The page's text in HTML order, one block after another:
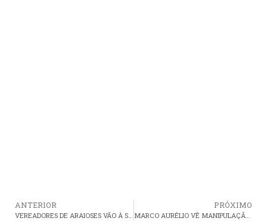
ANTERIOR
VEREADORES DE ARAIOSES VÃO À SÃO LUÍS E DEFENDEM AFASTAMENTO DO PREFEITO DE CRISTINO
PRÓXIMO
MARCO AURÉLIO VÊ MANIPULAÇÃO DE PAUTA NO STF: ‘TEMPOS ESTRANHOS’